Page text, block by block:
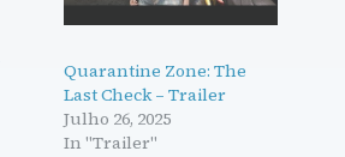
Quarantine Zone: The
Last Check – Trailer
Julho 26, 2025
In "Trailer"